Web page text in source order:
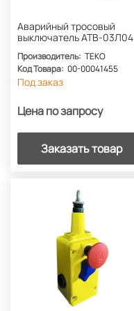
Аварийный тросовый
выключатель АТВ-03Л04
Производитель: ТЕКО
Код Товара: 00-00041455
Под заказ
Цена по запросу
Заказать товар